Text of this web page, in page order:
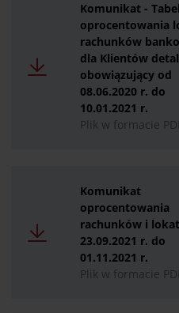
Komunikat -
oprocentowania
rachunków
dla Klientów
obowiązujący od
08.06.2020 r. do
10.01.2021 r.
Plik w formacie
Komunikat
oprocentowania
rachunków i
23.09.2021 r. do
01.11.2021 r.
Plik w formacie